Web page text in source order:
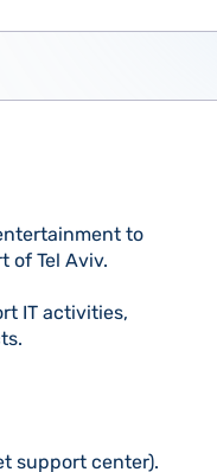
to
of Tel Aviv.
IT activities,
support center).